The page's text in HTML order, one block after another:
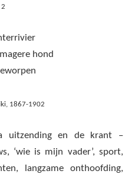
2
hond
1867-1902
uitzending en de krant –
‘wie is mijn vader’, sport,
langzame onthoofding,